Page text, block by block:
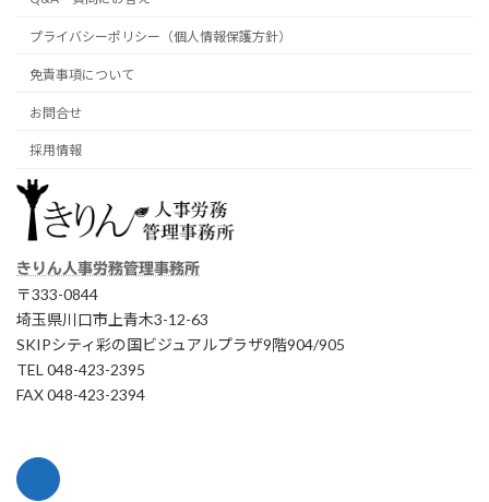
プライバシーポリシー（個人情報保護方針）
免責事項について
お問合せ
採用情報
きりん人事労務管理事務所
〒333-0844
埼玉県川口市上青木3-12-63
SKIPシティ彩の国ビジュアルプラザ9階904/905
TEL 048-423-2395
FAX 048-423-2394